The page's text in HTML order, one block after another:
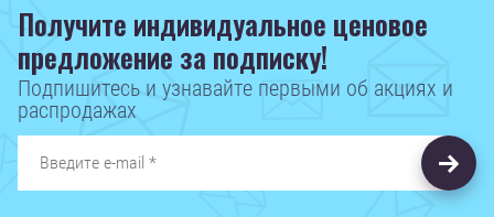
Получите индивидуальное ценовое
предложение за подписку!
Подпишитесь и узнавайте первыми об акциях и
распродажах